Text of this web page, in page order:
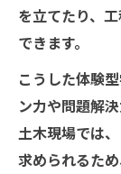
を立てたり、
できます。
こうした体験
ン力や問題解
土木現場では
求められるた